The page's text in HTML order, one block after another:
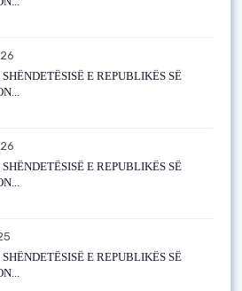
E REPUBLIKËS SË
E REPUBLIKËS SË
E REPUBLIKËS SË